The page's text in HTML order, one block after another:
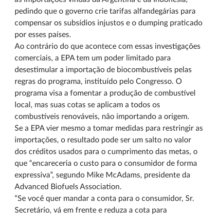
pedindo que o governo crie tarifas alfandegárias para
compensar os subsídios injustos e o dumping praticado
por esses países.
Ao contrário do que acontece com essas investigações
comerciais, a EPA tem um poder limitado para
desestimular a importação de biocombustíveis pelas
regras do programa, instituído pelo Congresso. O
programa visa a fomentar a produção de combustível
local, mas suas cotas se aplicam a todos os
combustíveis renováveis, não importando a origem.
Se a EPA vier mesmo a tomar medidas para restringir as
importações, o resultado pode ser um salto no valor
dos créditos usados para o cumprimento das metas, o
que “encareceria o custo para o consumidor de forma
expressiva”, segundo Mike McAdams, presidente da
Advanced Biofuels Association.
“Se você quer mandar a conta para o consumidor, Sr.
Secretário, vá em frente e reduza a cota para